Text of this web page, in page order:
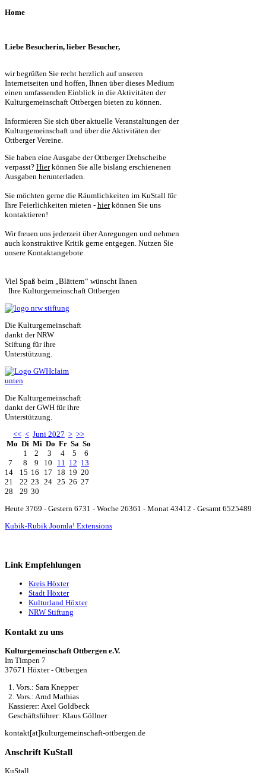
Home
Liebe Besucherin, lieber Besucher,
wir begrüßen Sie recht herzlich auf unseren
Internetseiten und hoffen, Ihnen über dieses Medium
einen umfassenden Einblick in die Aktivitäten der
Kulturgemeinschaft Ottbergen bieten zu können.
Informieren Sie sich über aktuelle Veranstaltungen der
Kulturgemeinschaft und über die Aktivitäten der
Ottberger Vereine.
Sie haben eine Ausgabe der Ottberger Drehscheibe
verpasst? Hierkönnen Sie alle bislang erschienenen
Ausgaben herunterladen.
Sie möchten gerne die Räumlichkeiten im KuStall für
Ihre Feierlichkeiten mieten - hierkönnen Sie uns
kontaktieren!
Wir freuen uns jederzeit über Anregungen und nehmen
auch konstruktive Kritik gerne entgegen. Nutzen Sie
unsere Kontaktangebote.
Viel Spaß beim „Blättern“ wünscht Ihnen
Ihre Kulturgemeinschaft Ottbergen
Die Kulturgemeinschaft
dankt der NRW
Stiftung für ihre
Unterstützung.
Die Kulturgemeinschaft
dankt der GWH für ihre
Unterstützung.
<< < Juni 2027 > >>
Mo Di Mi Do Fr Sa So
1
2 3 4 5
6
7
8 9 10 11 12 13
14
15 16 17 18 19 20
21
22 23 24 25 26 27
28
29 30
Heute 3769 - Gestern 6731 - Woche 26361 - Monat 43412 - Gesamt 6525489
Kubik-Rubik Joomla! Extensions
Link Empfehlungen
Kreis Höxter
Stadt Höxter
Kulturland Höxter
NRW Stiftung
Kontakt zu uns
Kulturgemeinschaft Ottbergen e.V.
Im Timpen 7
37671 Höxter - Ottbergen
1. Vors.: Sara Knepper
2. Vors.: Arnd Mathias
Kassierer: Axel Goldbeck
Geschäftsführer: Klaus Göllner
kontakt[at]kulturgemeinschaft-ottbergen.de
Anschrift KuStall
KuStall